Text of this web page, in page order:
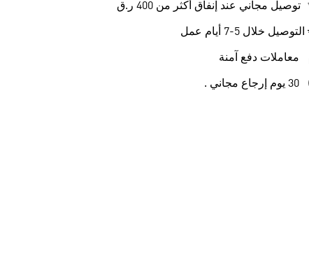
توصيل مجاني عند إنفاق أكثر من 400 ر.ق
التوصيل خلال 5-7 أيام عمل
معاملات دفع آمنة
30 يوم إرجاع مجاني .